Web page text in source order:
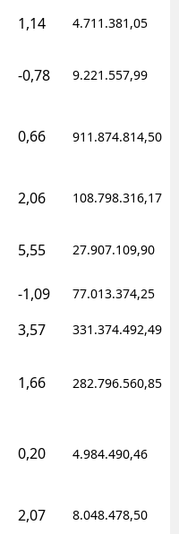
1,14 4.711.381,05
-0,78 9.221.557,99
0,66 911.874.814,50
2,06 108.798.316,17
5,55 27.907.109,90
-1,09 77.013.374,25
3,57 331.374.492,49
1,66 282.796.560,85
0,20 4.984.490,46
2,07 8.048.478,50